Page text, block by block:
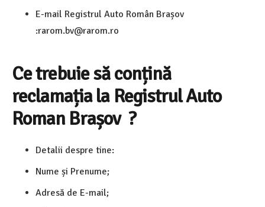
E-mail Registrul Auto Român Brașov
:rarom.bv@rarom.ro
Ce trebuie să conțină
reclamația la Registrul Auto
Roman Brașov ?
Detalii despre tine:
Nume și Prenume;
Adresă de E-mail;